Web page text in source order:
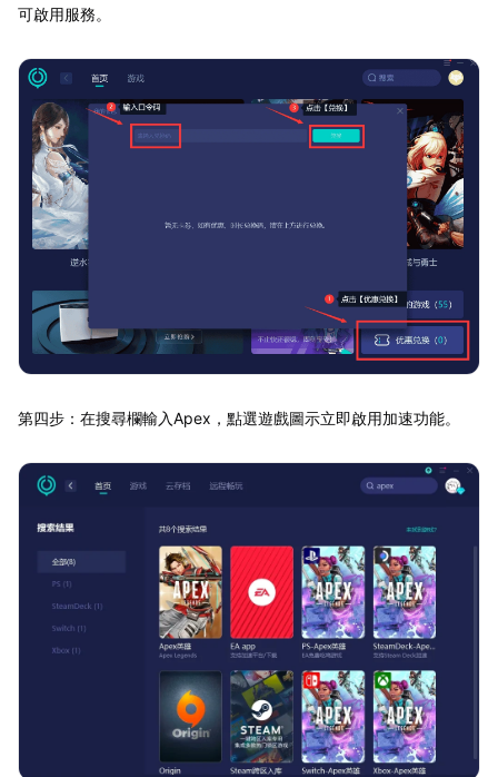
可啟用服務。
第四步：在搜尋欄輸入Apex，點選遊戲圖示立即啟用加速功能。